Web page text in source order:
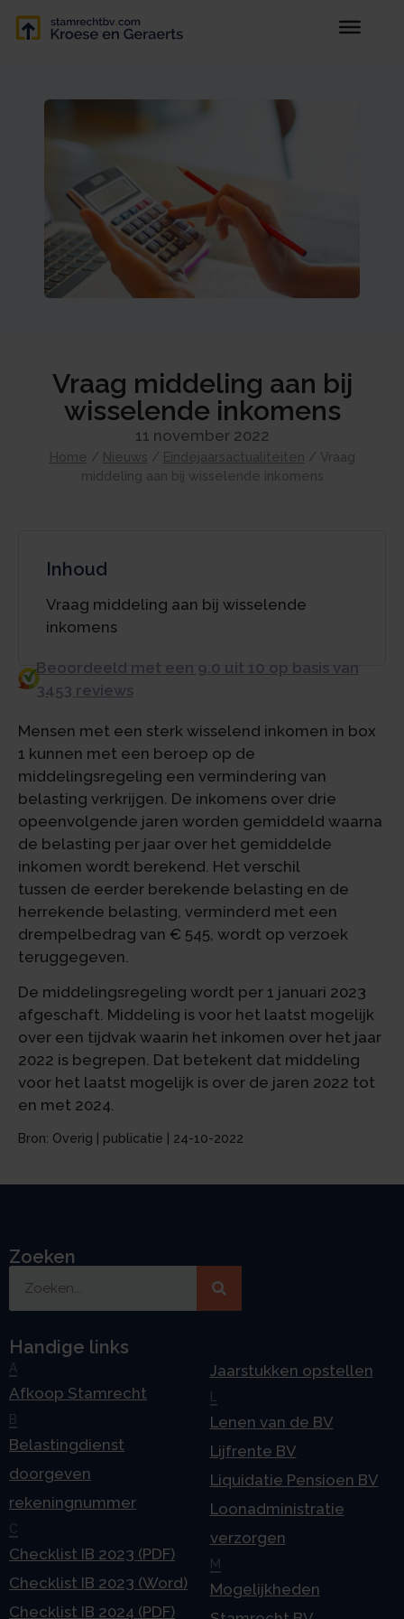
Vraag middeling aan bij
wisselende inkomens
11 november 2022
Home / Nieuws / Eindejaarsactualiteiten / Vraag
middeling aan bij wisselende inkomens
Inhoud
Vraag middeling aan bij wisselende
inkomens
Beoordeeld met een 9.0 uit 10 op basis van
3453 reviews
Mensen met een sterk wisselend inkomen in box
1 kunnen met een beroep op de
middelingsregeling een vermindering van
belasting verkrijgen. De inkomens over drie
opeenvolgende jaren worden gemiddeld waarna
de belasting per jaar over het gemiddelde
inkomen wordt berekend. Het verschil
tussen de eerder berekende belasting en de
herrekende belasting, verminderd met een
drempelbedrag van € 545, wordt op verzoek
teruggegeven.
De middelingsregeling wordt per 1 januari 2023
afgeschaft. Middeling is voor het laatst mogelijk
over een tijdvak waarin het inkomen over het jaar
2022 is begrepen. Dat betekent dat middeling
voor het laatst mogelijk is over de jaren 2022 tot
en met 2024.
Bron: Overig | publicatie | 24-10-2022
Zoeken
Handige links
A
Afkoop Stamrecht
B
Belastingdienst
doorgeven
rekeningnummer
C
Checklist IB 2023 (PDF)
Checklist IB 2023 (Word)
Checklist IB 2024 (PDF)
Jaarstukken opstellen
L
Lenen van de BV
Lijfrente BV
Liquidatie Pensioen BV
Loonadministratie
verzorgen
M
Mogelijkheden